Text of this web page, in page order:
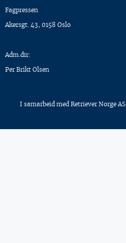
Fagpressen
Akersgt. 43, 0158 Oslo
Adm.dir:
Per Brikt Olsen
I samarbeid med Retriever Norge AS